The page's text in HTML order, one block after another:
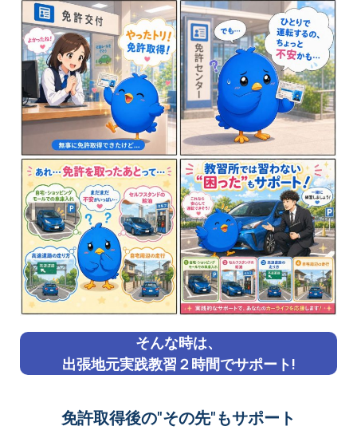
そんな時は、
出張地元実践教習２時間でサポート!
免許取得後の"その先"もサポート